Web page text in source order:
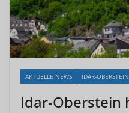
AKTUELLE NEWS IDAR-OBERSTEIN
Idar-Oberstein